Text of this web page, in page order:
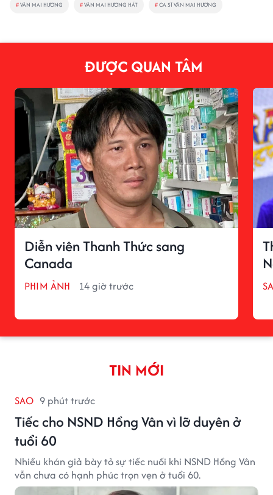
#VĂN MAI HƯƠNG #VĂN MAI HƯƠNG HÁT #CA SĨ VĂN MAI HƯƠNG
ĐƯỢC QUAN TÂM
Diễn viên Thanh Thức sang
Canada
PHIM ẢNH 14 giờ trước
TIN MỚI
SAO 9 phút trước
Tiếc cho NSND Hồng Vân vì lỡ duyên ở
tuổi 60
Nhiều khán giả bày tỏ sự tiếc nuối khi NSND Hồng Vân
vẫn chưa có hạnh phúc trọn vẹn ở tuổi 60.